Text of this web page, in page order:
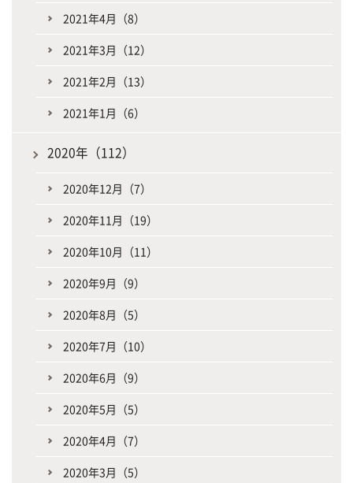
2021年4月（8）
2021年3月（12）
2021年2月（13）
2021年1月（6）
2020年（112）
2020年12月（7）
2020年11月（19）
2020年10月（11）
2020年9月（9）
2020年8月（5）
2020年7月（10）
2020年6月（9）
2020年5月（5）
2020年4月（7）
2020年3月（5）